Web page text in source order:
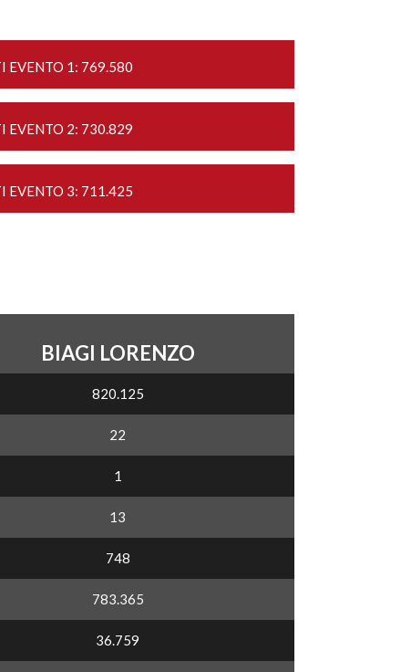
EVENTO 1: 769.580
EVENTO 2: 730.829
EVENTO 3: 711.425
BIAGI LORENZO
820.125
22
1
13
748
783.365
36.759